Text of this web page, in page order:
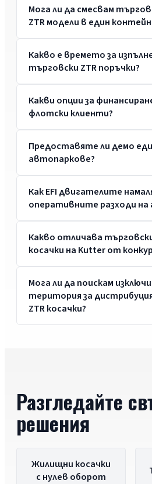
Мога ли да смесвам
ZTR модели в един
Какво е времето за
търговски ZTR поръчки?
Какви опции за
флотски клиенти?
Предоставяте ли демо
автопаркове?
Как EFI двигателите
оперативните разходи на
Какво отличава
косачки на Kutter от
Мога ли да поискам
територия за
ZTR косачки?
Разгледайте
решения
Жилищни косачки
с нулев оборот